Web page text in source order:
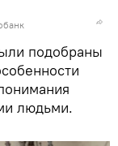
подобраны
людьми.